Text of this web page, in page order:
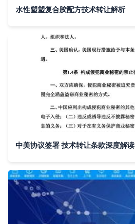
水性塑塑复合胶配方技术转让解析
中美协议签署 技术转让条款深度解读